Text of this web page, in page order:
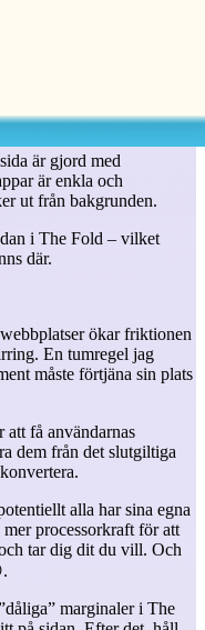
är gjord med
är enkla och
ut från bakgrunden.
i The Fold – vilket
där.
ökar friktionen
En tumregel jag
måste förtjäna sin plats
att få användarnas
dem från det slutgiltiga
alla har sina egna
processorkraft för att
tar dig dit du vill. Och
marginaler i The